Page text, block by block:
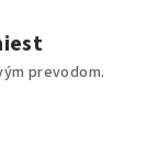
prevodom.